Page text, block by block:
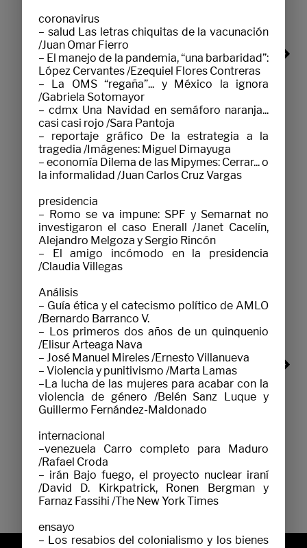
$120.00 MXN
MAY. 2026
LIBROS
$169.00 MXN
coronavirus
– salud Las letras chiquitas de la vacunación
/Juan Omar Fierro
– El manejo de la pandemia, “una barbaridad”:
López Cervantes /Ezequiel Flores Contreras
– La OMS “regaña”... y México la ignora
/Gabriela Sotomayor
– cdmx Una Navidad en semáforo naranja...
casi casi rojo /Sara Pantoja
– reportaje gráfico De la estrategia a la
tragedia /Imágenes: Miguel Dimayuga
– economía Dilema de las Mipymes: Cerrar... o
la informalidad /Juan Carlos Cruz Vargas
presidencia
– Romo se va impune: SPF y Semarnat no
investigaron el caso Enerall /Janet Cacelín,
Alejandro Melgoza y Sergio Rincón
– El amigo incómodo en la presidencia
/Claudia Villegas
Análisis
– Guía ética y el catecismo político de AMLO
/Bernardo Barranco V.
– Los primeros dos años de un quinquenio
/Elisur Arteaga Nava
– José Manuel Mireles /Ernesto Villanueva
– Violencia y punitivismo /Marta Lamas
–La lucha de las mujeres para acabar con la
violencia de género /Belén Sanz Luque y
Guillermo Fernández-Maldonado
internacional
–venezuela Carro completo para Maduro
/Rafael Croda
– irán Bajo fuego, el proyecto nuclear iraní
/David D. Kirkpatrick, Ronen Bergman y
Farnaz Fassihi /The New York Times
ensayo
– Los resabios del colonialismo y los bienes